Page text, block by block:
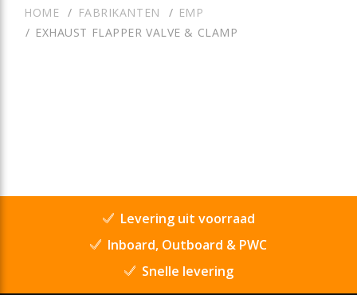
HOME FABRIKANTEN
EMP
EXHAUST FLAPPER VALVE & CLAMP
Levering uit voorraad
Inboard, Outboard & PWC
Snelle levering